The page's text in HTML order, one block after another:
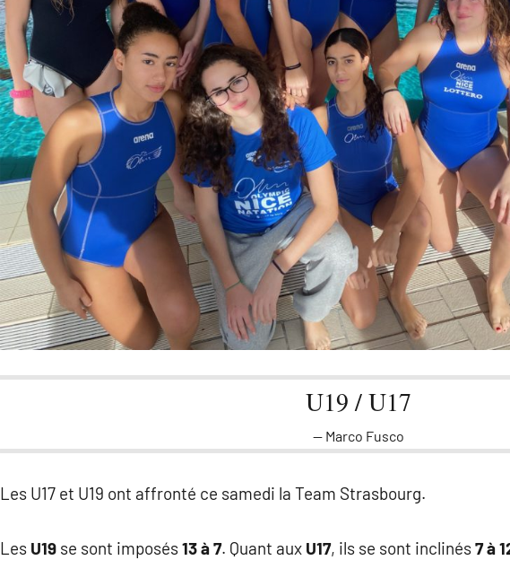
U19 / U17
Marco Fusco
Les U17 et U19 ont affronté ce samedi la Team Strasbourg.
Les U19 se sont imposés13 à 7. Quant aux U17, ils se sont inclinés7 à